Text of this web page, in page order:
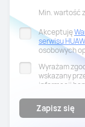
Min. wartość
Akceptuję
serwisu
osobowych
Wyrażam
wskazany
informacji
Przysługuje
czasie. Aby
„Anuluj
Zapisz się